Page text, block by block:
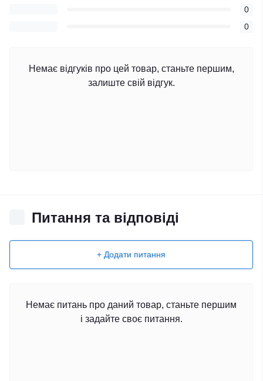
0
0
Немає відгуків про цей товар, станьте першим,
залиште свій відгук.
Питання та відповіді
+ Додати питання
Немає питань про даний товар, станьте першим
і задайте своє питання.